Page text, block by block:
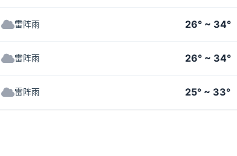
雷阵雨 26° ~ 34°
雷阵雨 26° ~ 34°
雷阵雨 25° ~ 33°